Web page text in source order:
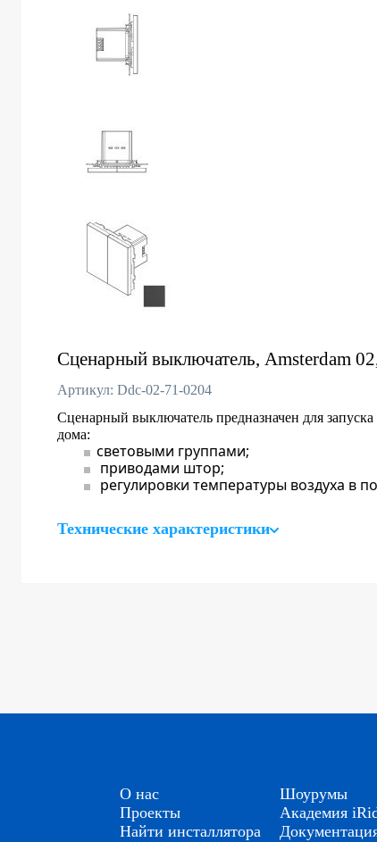
Сценарный выключатель, Amsterdam
Артикул: Ddc-02-71-0204
Сценарный выключатель предназначен для
дома:
световыми группами;
приводами штор;
регулировки температуры воздуха в
Технические характеристики
О нас
Проекты
Найти инсталлятора
Шоурумы
Академия